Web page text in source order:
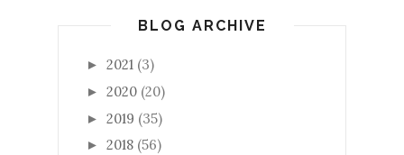
BLOG ARCHIVE
► 2021 (3)
► 2020 (20)
► 2019 (35)
► 2018 (56)